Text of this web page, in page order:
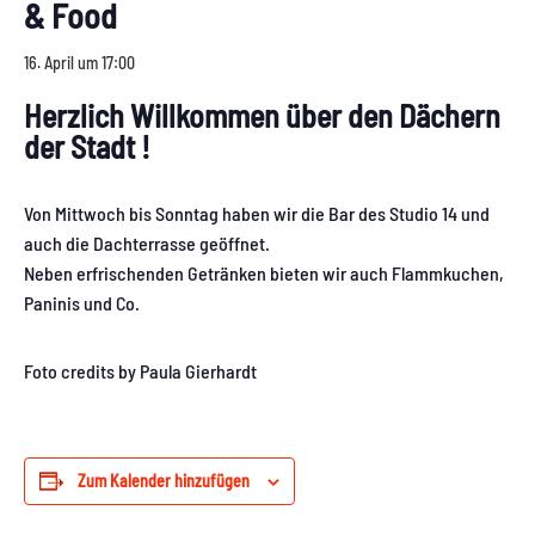
& Food
16. April um 17:00
Herzlich Willkommen über den Dächern
der Stadt !
Von Mittwoch bis Sonntag haben wir die Bar des Studio 14 und
auch die Dachterrasse geöffnet.
Neben erfrischenden Getränken bieten wir auch Flammkuchen,
Paninis und Co.
Foto credits by Paula Gierhardt
Zum Kalender hinzufügen